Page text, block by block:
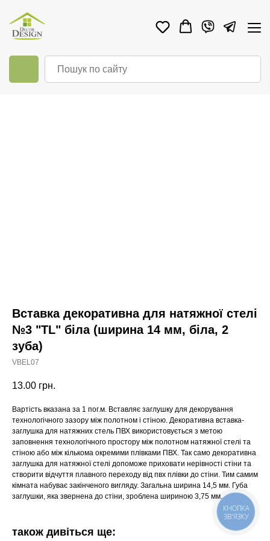
Вставка декоративна для натяжної стелі
№3 "TL" біла (ширина 14 мм, біла, 2
зуба)
VBEL07
13.00 грн.
Вартість вказана за 1 пог.м. Вставляє заглушку для декорування
технологічного зазору між полотном і стіною. Декоративна вставка-
заглушка для натяжних стель ПВХ використовується з метою
заповнення технологічного простору між полотном натяжної стелі та
стіною або між кількома окремими плівками ПВХ. Так само декоративна
заглушка для натяжної стелі допоможе приховати нерівності стіни та
створити відчуття плавного переходу від пвх плівки до стіни. Тим самим
кімната набуває закінченого вигляду. Загальна ширина 14,5 мм. Губа
заглушки, яка звернена до стіни, зроблена шириною 3,75 мм.
також дивіться ще:
КНОПКА
ЗВ'ЯЗКУ